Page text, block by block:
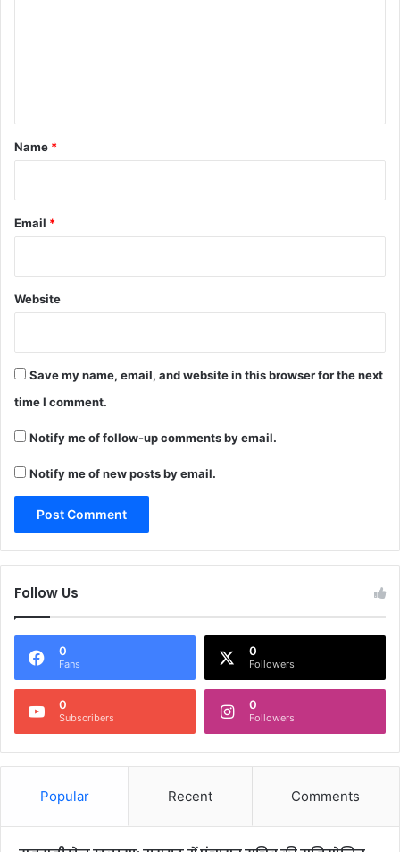
*
Name *
Email *
Website
Save my name, email, and website in this browser for the next
time I comment.
Notify me of follow-up comments by email.
Notify me of new posts by email.
Follow Us
0
Fans
0
Followers
0
Subscribers
0
Followers
Popular Recent Comments